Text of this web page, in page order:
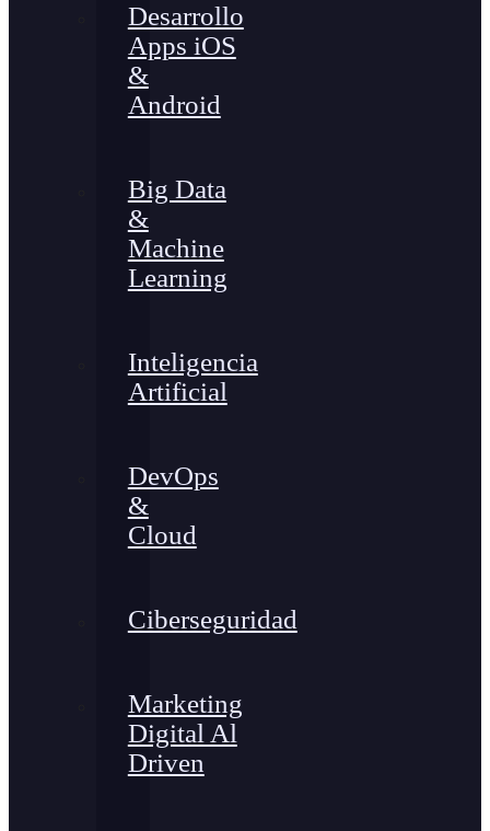
Desarrollo
Apps iOS
&
Android
Big Data
&
Machine
Learning
Inteligencia
Artificial
DevOps
&
Cloud
Ciberseguridad
Marketing
Digital Al
Driven